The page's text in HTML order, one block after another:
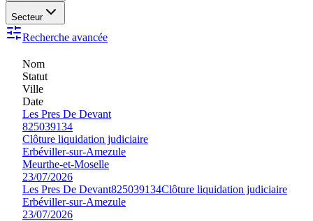
Secteur
Recherche avancée
Nom
Statut
Ville
Date
Les Pres De Devant
825039134
Clôture liquidation judiciaire
Erbéviller-sur-Amezule
Meurthe-et-Moselle
23/07/2026
Les Pres De Devant825039134Clôture liquidation judiciaire
Erbéviller-sur-Amezule
23/07/2026